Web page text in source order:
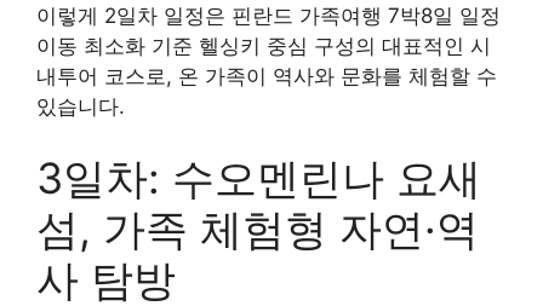
이렇게 2일차 일정은 핀란드 가족여행 7박8일 일정
이동 최소화 기준 헬싱키 중심 구성의 대표적인 시
내투어 코스로, 온 가족이 역사와 문화를 체험할 수
있습니다.
3일차: 수오멘린나 요새
섬, 가족 체험형 자연·역
사 탐방